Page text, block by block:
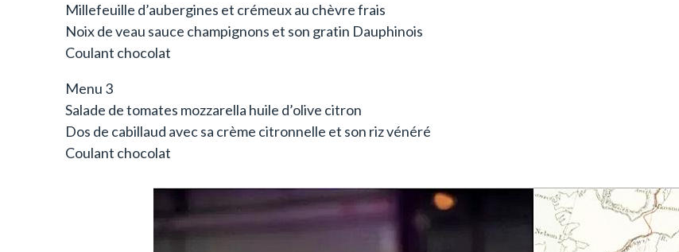
Millefeuille d’aubergines et crémeux au chèvre frais
Noix de veau sauce champignons et son gratin Dauphinois
Coulant chocolat
Menu 3
Salade de tomates mozzarella huile d’olive citron
Dos de cabillaud avec sa crème citronnelle et son riz vénéré
Coulant chocolat